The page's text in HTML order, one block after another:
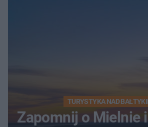
TURYSTYKA NAD
Zapomnij o Mielnie